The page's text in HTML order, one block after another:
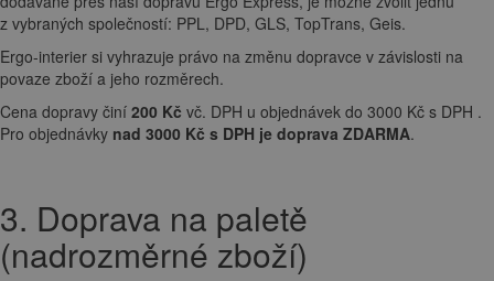
z vybraných společností: PPL, DPD, GLS, TopTrans, Geis.
Ergo-interier si vyhrazuje právo na změnu dopravce v závislosti na
povaze zboží a jeho rozměrech.
Cena dopravy činí 200 Kč vč. DPH u objednávek do 3000 Kč s DPH .
Pro objednávky nad 3000 Kč s DPH je doprava ZDARMA.
3. Doprava na paletě
(nadrozměrné zboží)